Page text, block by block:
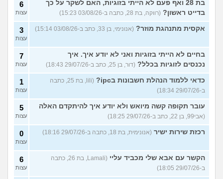
בת 28 ואף פעם לא הייתי בזוגיות, האם לשקר על כך
בדייט ראשון? (רווקה, בת 28, כתבה ב-03/08/26 15:23)
6
עצות
אקסית מתנהגת מוזר? (אנונימי, בן 33, כתב ב-03/08/26 15:14) 3
עצות
בחיים לא הייתי בזוגיות ואני לא יודע איך. איך
נכנסים לזוגיות בכלל? (דור, בן 25, כתב ב-29/07/26 18:43)
7
עצות
כדאי ללמוד הנהלת חשבונות בipc?
(lili, בת 25, כתבה
ב-29/07/26 18:34)
1
עצות
עובר תקופה קשה מיואש ולא יודע איך להיתקדם האלה
(אבי99, בן 22, כתב ב-29/07/26 18:25)
5
עצות
רכזת שירות ישיר (אנונימית, בת 18, כתבה ב-29/07/26 18:16) 0
עצות
הקשר עם אבא שלי מכביד עליי
(Lamali, בת 26, כתבה
ב-29/07/26 18:05)
6
עצות